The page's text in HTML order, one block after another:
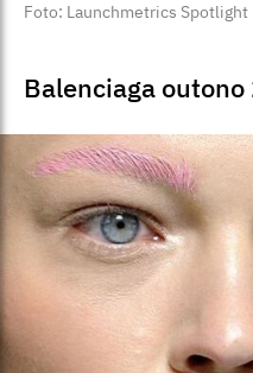
Foto: Launchmetrics Spotlight
Balenciaga